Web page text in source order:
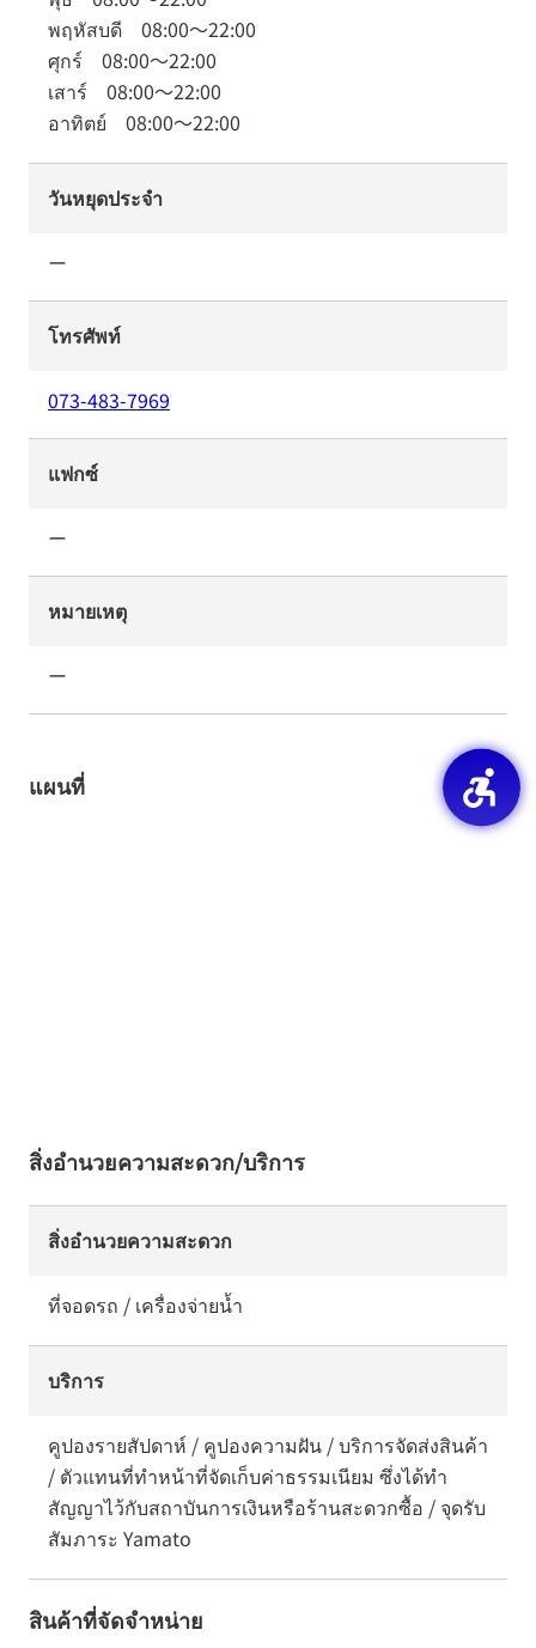
พฤหัสบดี 08:00～22:00
ศุกร์ 08:00～22:00
เสาร์ 08:00～22:00
อาทิตย์ 08:00～22:00
วันหยุดประจำ
ー
โทรศัพท์
073-483-7969
แฟกซ์
ー
หมายเหตุ
ー
แผนที่
สิ่งอำนวยความสะดวก/บริการ
สิ่งอำนวยความสะดวก
ที่จอดรถ / เครื่องจ่ายน้ำ
บริการ
คูปองรายสัปดาห์ / คูปองความฝัน / บริการจัดส่งสินค้า
/ ตัวแทนที่ทำหน้าที่จัดเก็บค่าธรรมเนียม ซึ่งได้ทำ
สัญญาไว้กับสถาบันการเงินหรือร้านสะดวกซื้อ / จุดรับ
สัมภาระ Yamato
สินค้าที่จัดจำหน่าย